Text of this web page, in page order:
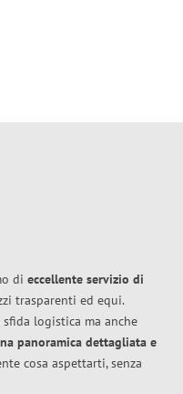
di eccellente servizio di
trasparenti ed equi.
logistica ma anche
panoramica dettagliata e
cosa aspettarti, senza